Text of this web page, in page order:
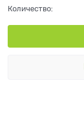
Количество: